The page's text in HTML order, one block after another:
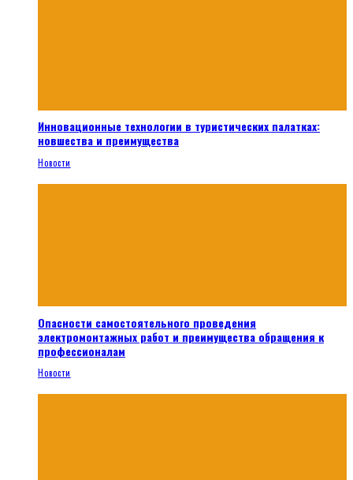
Инновационные технологии в туристических палатках:
новшества и преимущества
Новости
Опасности самостоятельного проведения
электромонтажных работ и преимущества обращения к
профессионалам
Новости